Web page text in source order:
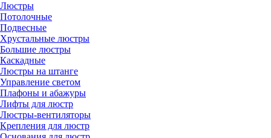
Люстры
Потолочные
Подвесные
Хрустальные люстры
Большие люстры
Каскадные
Люстры на штанге
Управление светом
Плафоны и абажуры
Лифты для люстр
Люстры-вентиляторы
Крепления для люстр